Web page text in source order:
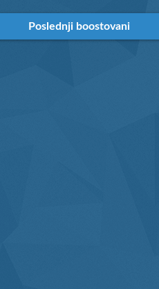
Poslednji boostovani